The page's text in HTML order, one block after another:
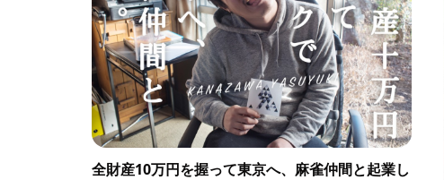
全財産10万円を握って東京へ、麻雀仲間と起業し